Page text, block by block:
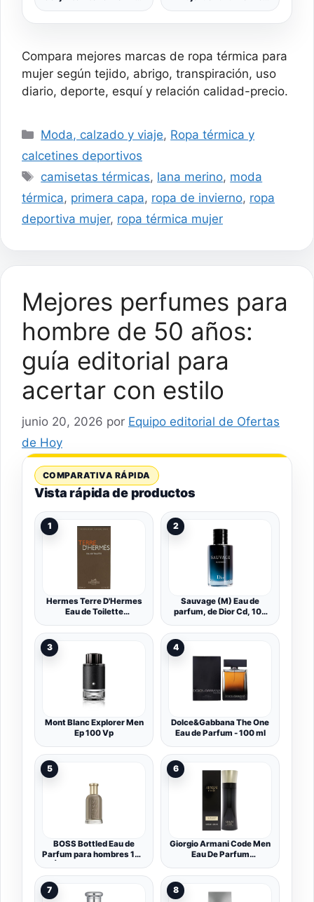
Compara mejores marcas de ropa térmica para
mujer según tejido, abrigo, transpiración, uso
diario, deporte, esquí y relación calidad-precio.
Categorías
Moda, calzado y viaje, Ropa térmica y
calcetines deportivos
Etiquetas
camisetas térmicas, lana merino, moda
térmica, primera capa, ropa de invierno, ropa
deportiva mujer, ropa térmica mujer
Mejores perfumes para
hombre de 50 años:
guía editorial para
acertar con estilo
junio 20, 2026 por Equipo editorial de Ofertas
de Hoy
COMPARATIVA RÁPIDA
Vista rápida de productos
1
Hermes Terre D'Hermes
Eau de Toilette
2
Sauvage (M) Eau de
parfum, de Dior Cd, 100
3
Mont Blanc Explorer Men
Ep 100 Vp
4
Dolce&Gabbana The One
Eau de Parfum - 100 ml
5
BOSS Bottled Eau de
Parfum para hombres 100
ambarina y especiada |
Atemporal y de larga
duración
6
Giorgio Armani Code Men
Eau De Parfum
100 ml
7 8